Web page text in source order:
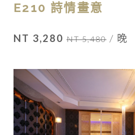
E210 詩情畫意
NT 3,280 NT 5,480 / 晚